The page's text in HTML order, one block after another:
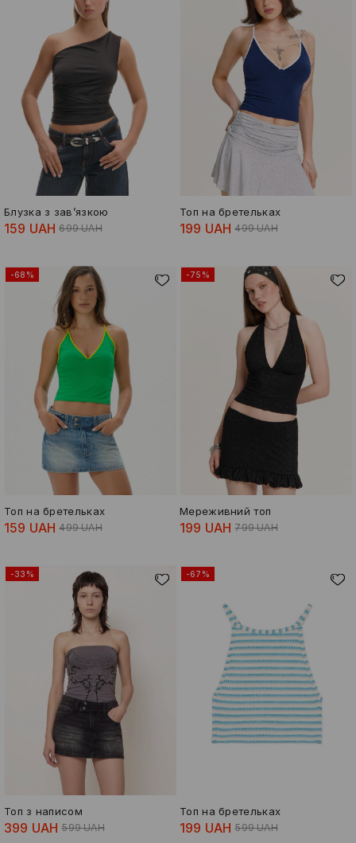
Блузка з зав’язкою
159 UAH 699 UAH
Топ на бретельках
199 UAH 499 UAH
-68%
Топ на бретельках
159 UAH 499 UAH
-75%
Мереживний топ
199 UAH 799 UAH
-33%
Топ з написом
399 UAH 599 UAH
-67%
Топ на бретельках
199 UAH 599 UAH